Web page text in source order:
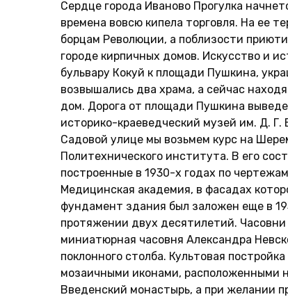
Сердце города Иваново Прогулка
времена вовсю кипела торговля. На ее
борцам Революции, а поблизости
городе кирпичных домов. Искусство и
бульвару Кокуй к площади Пушкина,
возвышались два храма, а сейчас
дом. Дорога от площади Пушкина
историко-краеведческий музей им. Д.
Садовой улице мы возьмем курс на
Политехнического института. В его
построенные в 1930-х годах по
Медицинская академия, в фасадах
фундамент здания был заложен еще в
протяжении двух десятилетий.
миниатюрная часовня Александра
поклонного столба. Культовая
мозаичными иконами, расположенными
Введенский монастырь, а при желании